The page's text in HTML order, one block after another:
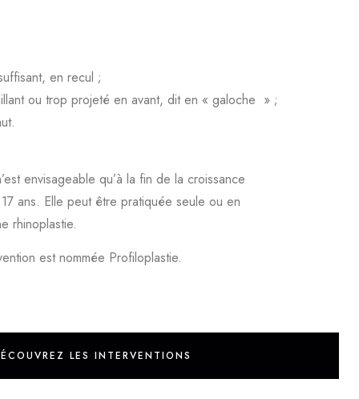
en recul ;
ou trop projeté en avant, dit en « galoche » ;
envisageable qu’à la fin de la croissance
ans. Elle peut être pratiquée seule ou en
rhinoplastie.
est nommée Profiloplastie.
LES INTERVENTIONS